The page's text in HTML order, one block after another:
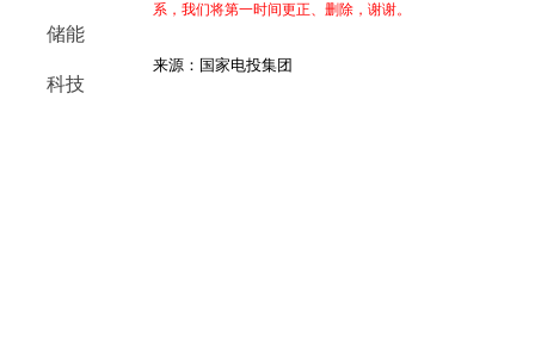
储能
科技
系，我们将第一时间更正、删除，谢谢。
来源：国家电投集团